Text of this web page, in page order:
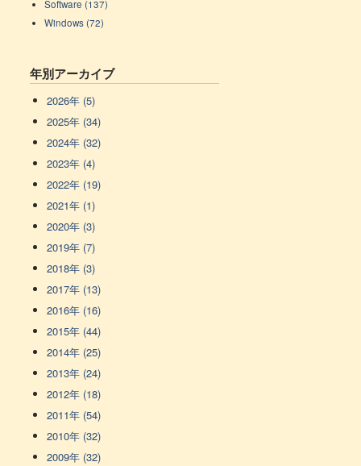
Software (137)
Windows (72)
年別アーカイブ
2026年 (5)
2025年 (34)
2024年 (32)
2023年 (4)
2022年 (19)
2021年 (1)
2020年 (3)
2019年 (7)
2018年 (3)
2017年 (13)
2016年 (16)
2015年 (44)
2014年 (25)
2013年 (24)
2012年 (18)
2011年 (54)
2010年 (32)
2009年 (32)